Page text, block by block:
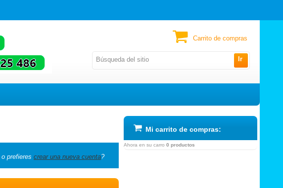
Ir
Carrito de compras
o prefieres crear una nueva cuenta?
Mi carrito de compras:
Ahora en su carro 0 productos